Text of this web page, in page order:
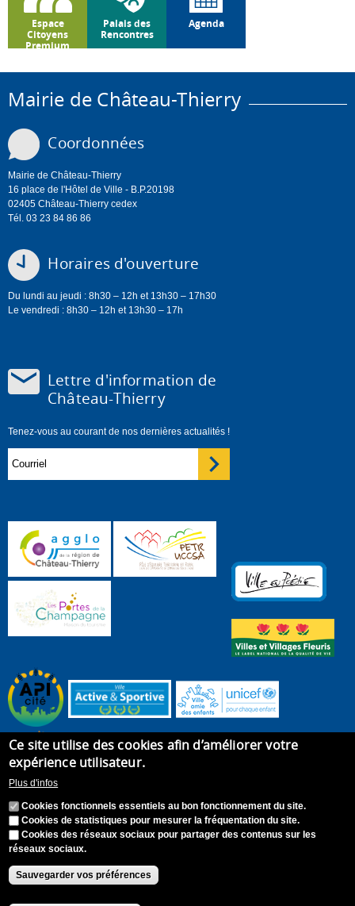
Espace
Citoyens
Premium
Palais des
Rencontres
Agenda
Mairie de Château-Thierry
Coordonnées
Mairie de Château-Thierry
16 place de l'Hôtel de Ville - B.P.20198
02405 Château-Thierry cedex
Tél. 03 23 84 86 86
Horaires d'ouverture
Du lundi au jeudi : 8h30 – 12h et 13h30 – 17h30
Le vendredi : 8h30 – 12h et 13h30 – 17h
Lettre d'information de
Château-Thierry
Tenez-vous au courant de nos dernières actualités !
Accueil Plan du site
Appel à candidature
Contact
Accessibilité : Non conforme
Ce site utilise des cookies afin d’améliorer votre
expérience utilisateur.
Plus d'infos
Cookies fonctionnels essentiels au bon fonctionnement du site.
Cookies de statistiques pour mesurer la fréquentation du site.
Cookies des réseaux sociaux pour partager des contenus sur les
réseaux sociaux.
Sauvegarder vos préférences